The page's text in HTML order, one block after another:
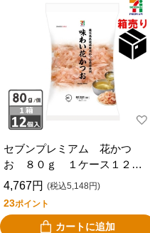
セブンプレミアム 花かつ
お ８０ｇ １ケース１２個
入
4,767円 (税込5,148円)
23ポイント
カートに追加